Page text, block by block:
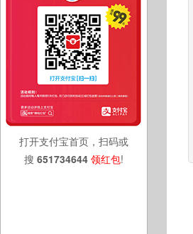
打开支付宝首页，扫码或
搜 651734644 领红包!